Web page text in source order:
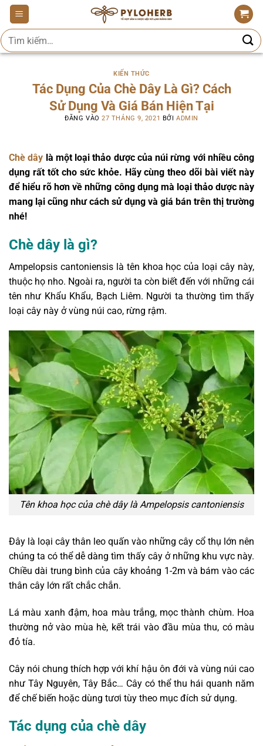
Bỏ
qua
nội
dung
Tìm
kiếm:
KIẾN THỨC
Tác Dụng Của Chè Dây Là Gì? Cách
Sử Dụng Và Giá Bán Hiện Tại
ĐĂNG VÀO27 THÁNG 9, 2021 BỞI ADMIN
Chè dây là một loại thảo dược của núi rừng với nhiều công
dụng rất tốt cho sức khỏe. Hãy cùng theo dõi bài viết này
để hiểu rõ hơn về những công dụng mà loại thảo dược này
mang lại cũng như cách sử dụng và giá bán trên thị trường
nhé!
Chè dây là gì?
Ampelopsis cantoniensis là tên khoa học của loại cây này,
thuộc họ nho. Ngoài ra, người ta còn biết đến với những cái
tên như Khẩu Khẩu, Bạch Liêm. Người ta thường tìm thấy
loại cây này ở vùng núi cao, rừng rậm.
Tên khoa học của chè dây là Ampelopsis cantoniensis
Đây là loại cây thân leo quấn vào những cây cổ thụ lớn nên
chúng ta có thể dễ dàng tìm thấy cây ở những khu vực này.
Chiều dài trung bình của cây khoảng 1-2m và bám vào các
thân cây lớn rất chắc chắn.
Lá màu xanh đậm, hoa màu trắng, mọc thành chùm. Hoa
thường nở vào mùa hè, kết trái vào đầu mùa thu, có màu
đỏ tía.
Cây nói chung thích hợp với khí hậu ôn đới và vùng núi cao
như Tây Nguyên, Tây Bắc… Cây có thể thu hái quanh năm
để chế biến hoặc dùng tươi tùy theo mục đích sử dụng.
Tác dụng của chè dây